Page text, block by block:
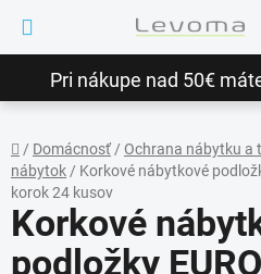
obsah
Pri nákupe nad 50€
Domov
/ Domácnosť/ Ochrana nábytku a
nábytok / Korkové nábytkové
korok 24 kusov
Korkové
podložky